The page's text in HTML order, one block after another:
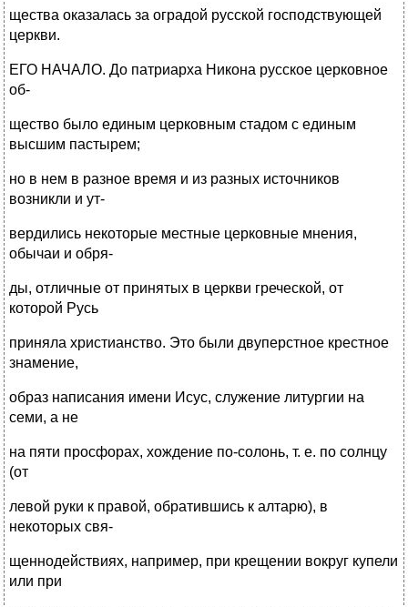
щества оказалась за оградой русской господствующей
церкви.
ЕГО НАЧАЛО. До патриарха Никона русское церковное
об-
щество было единым церковным стадом с единым
высшим пастырем;
но в нем в разное время и из разных источников
возникли и ут-
вердились некоторые местные церковные мнения,
обычаи и обря-
ды, отличные от принятых в церкви греческой, от
которой Русь
приняла христианство. Это были двуперстное крестное
знамение,
образ написания имени Исус, служение литургии на
семи, а не
на пяти просфорах, хождение по-солонь, т. е. по солнцу
(от
левой руки к правой, обратившись к алтарю), в
некоторых свя-
щеннодействиях, например, при крещении вокруг купели
или при